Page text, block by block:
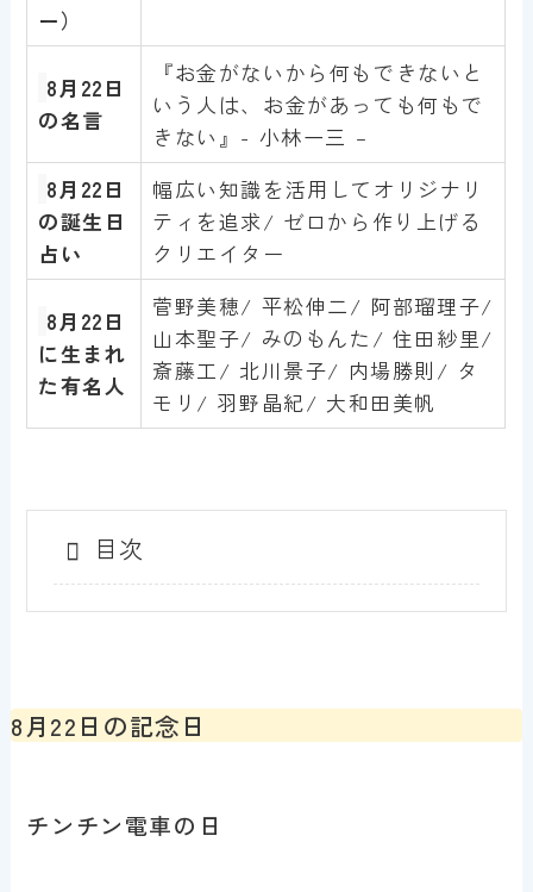
ー）
8月22 日
の名言
『お金がないから何もできないと
いう人は、お金があっても何もで
きない』- 小林一三 –
8月22日
の誕生日
占い
幅広い知識を活用してオリジナリ
ティを追求/ ゼロから作り上げる
クリエイター
8月22 日
に生まれ
た有名人
菅野美穂/ 平松伸二/ 阿部瑠理子/
山本聖子/ みのもんた/ 住田紗里/
斎藤工/ 北川景子/ 内場勝則/ タ
モリ/ 羽野晶紀/ 大和田美帆
目次
8月22日の記念日
チンチン電車の日